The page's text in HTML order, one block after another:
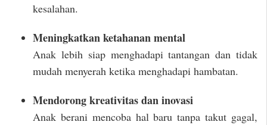
kesalahan.
Meningkatkan ketahanan mental
Anak lebih siap menghadapi tantangan dan tidak
mudah menyerah ketika menghadapi hambatan.
Mendorong kreativitas dan inovasi
Anak berani mencoba hal baru tanpa takut gagal,